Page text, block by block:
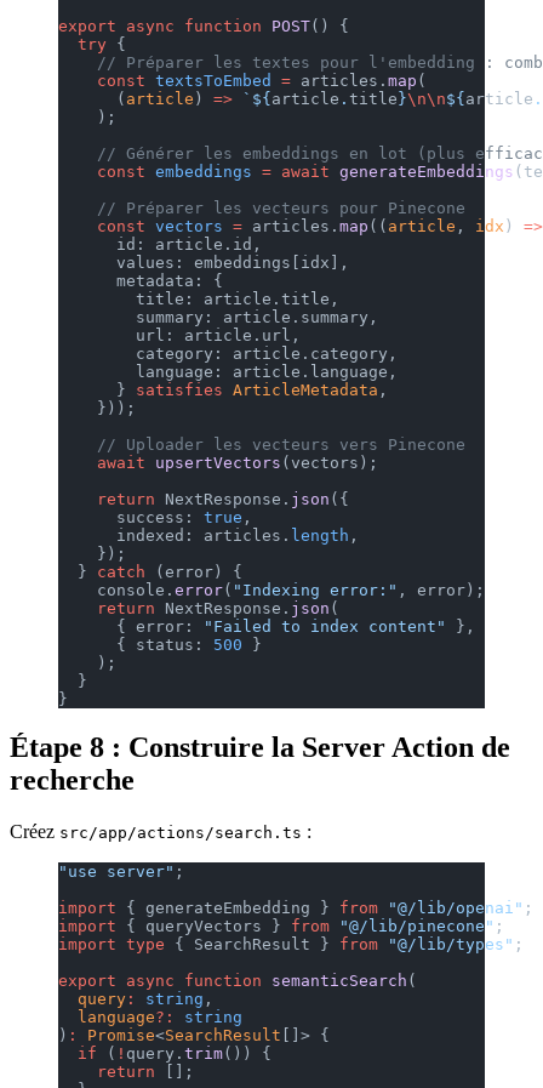
export async function POST() {
  try
{
// Préparer les textes pour l'embedding :
    const
textsToEmbed = articles. map (
      (
article ) => `${article . title}\n\n${article .
    );
// Générer les embeddings en lot (plus
    const
embeddings = await generateEmbeddings
    // Préparer les vecteurs pour Pinecone
    const
vectors = articles. map (( article , idx ) =>
      id: article.id,
      values: embeddings[idx],
      metadata: {
        title: article.title,
        summary: article.summary,
        url: article.url,
        category: article.category,
        language: article.language,
      }
satisfies ArticleMetadata ,
    }));
    // Uploader les vecteurs vers Pinecone
    await
upsertVectors (vectors);
    return
NextResponse. json ({
      success:
true ,
      indexed: articles.
length ,
    });
  }
catch (error) {
    console.
error( "Indexing error:" , error);
    return
NextResponse. json (
      { error:
"Failed to index content"
},
      { status:
500 }
    );
  }
}
Étape 8 : Construire la Server Action de
recherche
Créez src/app/actions/search.ts :
"use server" ;
import { generateEmbedding } from "@/lib/openai" ;
import { queryVectors } from "@/lib/pinecone" ;
import type { SearchResult } from "@/lib/types" ;
export async function semanticSearch (
  query
: string ,
  language
?:
string
) : Promise<SearchResult []> {
  if
( ! query. trim()) {
    return
[];